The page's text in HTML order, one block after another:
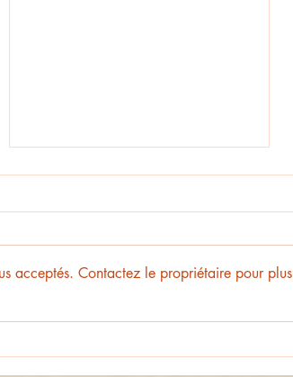
"Enquête d'histoire" : un groupe sur
acceptés. Contactez le propriétaire pour plus